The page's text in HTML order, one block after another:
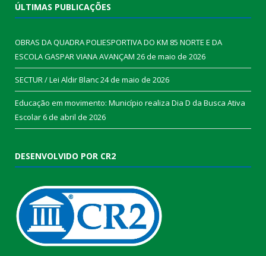
ÚLTIMAS PUBLICAÇÕES
OBRAS DA QUADRA POLIESPORTIVA DO KM 85 NORTE E DA
ESCOLA GASPAR VIANA AVANÇAM 26 de maio de 2026
SECTUR / Lei Aldir Blanc24 de maio de 2026
Educação em movimento: Município realiza Dia D da Busca Ativa
Escolar6 de abril de 2026
DESENVOLVIDO POR CR2